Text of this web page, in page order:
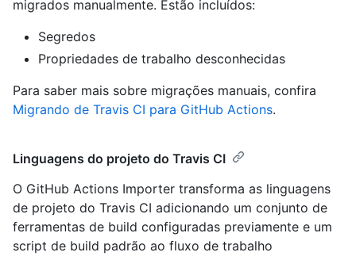
migrados manualmente. Estão incluídos:
Segredos
Propriedades de trabalho desconhecidas
Para saber mais sobre migrações manuais, confira
Migrando de Travis CI para GitHub Actions.
Linguagens do projeto do Travis CI
O GitHub Actions Importer transforma as linguagens
de projeto do Travis CI adicionando um conjunto de
ferramentas de build configuradas previamente e um
script de build padrão ao fluxo de trabalho